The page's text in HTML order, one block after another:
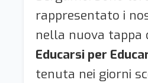
rappresentato i
nella nuova tappa
Educarsi per
tenuta nei giorni